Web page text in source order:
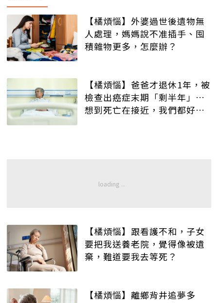
【橘煩惱】外婆過世後遺物無
人處理，媽媽說不准插手、囤
積雜物更多，怎麼辦？
【橘煩惱】爸爸才退休1年，被
檢查出癌症末期「剩半年」…
想到死亡在接近，我們都好害
【橘煩惱】跟看護不和，子女
要把我送養老院，覺得像被遺
棄，難道要我去等死？
【橘煩惱】離鄉背井追夢多